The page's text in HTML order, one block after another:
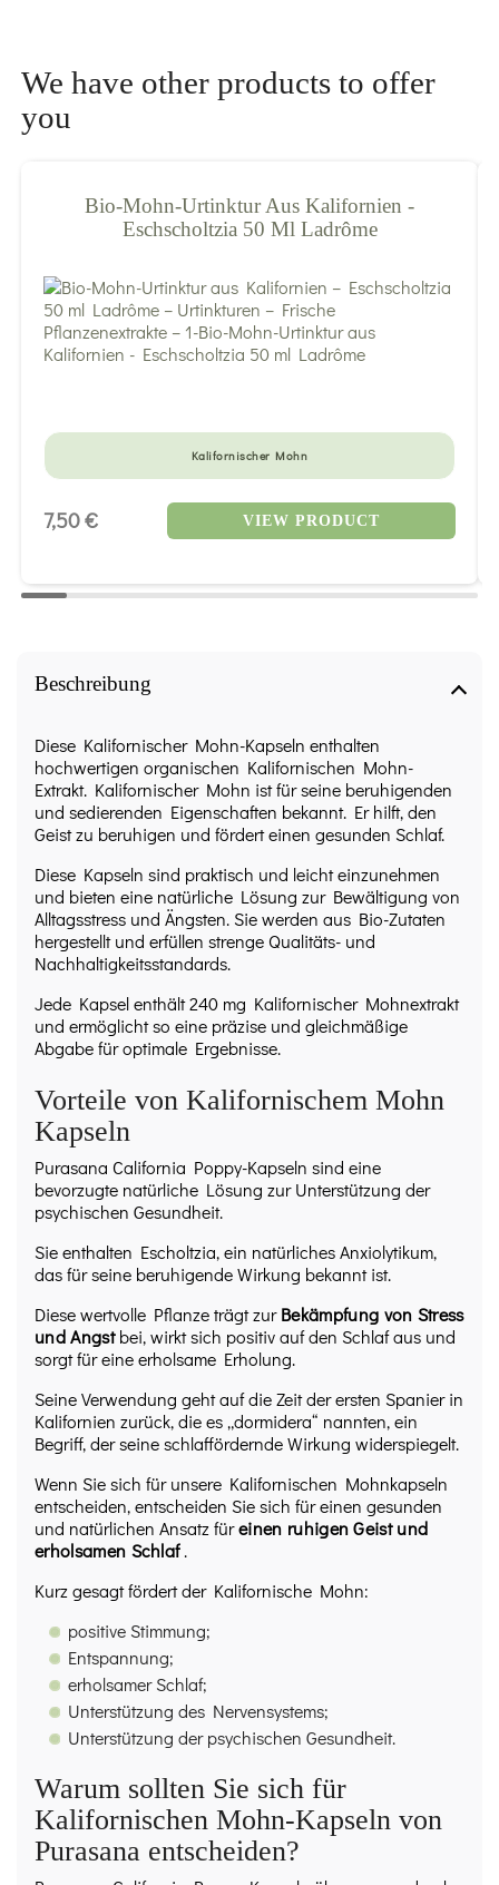
Beschreibung
Diese Kalifornischer Mohn-Kapseln enthalten
hochwertigen organischen Kalifornischen Mohn-
Extrakt. Kalifornischer Mohn ist für seine beruhigenden
und sedierenden Eigenschaften bekannt. Er hilft, den
Geist zu beruhigen und fördert einen gesunden Schlaf.
Diese Kapseln sind praktisch und leicht einzunehmen
und bieten eine natürliche Lösung zur Bewältigung von
Alltagsstress und Ängsten. Sie werden aus Bio-Zutaten
hergestellt und erfüllen strenge Qualitäts- und
Nachhaltigkeitsstandards.
Jede Kapsel enthält 240 mg Kalifornischer Mohnextrakt
und ermöglicht so eine präzise und gleichmäßige
Abgabe für optimale Ergebnisse.
Vorteile von Kalifornischem Mohn
Kapseln
Purasana California Poppy-Kapseln sind eine
bevorzugte natürliche Lösung zur Unterstützung der
psychischen Gesundheit.
Sie enthalten Escholtzia, ein natürliches Anxiolytikum,
das für seine beruhigende Wirkung bekannt ist.
Diese wertvolle Pflanze trägt zurBekämpfung von Stress
und Angstbei, wirkt sich positiv auf den Schlaf aus und
sorgt für eine erholsame Erholung.
Seine Verwendung geht auf die Zeit der ersten Spanier in
Kalifornien zurück, die es „dormidera“ nannten, ein
Begriff, der seine schlaffördernde Wirkung widerspiegelt.
Wenn Sie sich für unsere Kalifornischen Mohnkapseln
entscheiden, entscheiden Sie sich für einen gesunden
und natürlichen Ansatz füreinen ruhigen Geist und
erholsamen Schlaf.
Kurz gesagt fördert der Kalifornische Mohn:
positive Stimmung;
Entspannung;
erholsamer Schlaf;
Unterstützung des Nervensystems;
Unterstützung der psychischen Gesundheit.
Warum sollten Sie sich für
Kalifornischen Mohn-Kapseln von
Purasana entscheiden?
We have other products to offer
you
Bio-Mohn-Urtinktur Aus Kalifornien -
Eschscholtzia 50 Ml Ladrôme
Kalifornischer Mohn
7,50 € VIEW PRODUCT